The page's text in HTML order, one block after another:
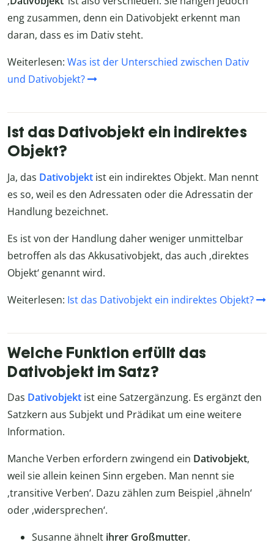
eng zusammen, denn ein Dativobjekt erkennt man
daran, dass es im Dativ steht.
Weiterlesen: Was ist der Unterschied zwischen Dativ
und Dativobjekt?
Ist das Dativobjekt ein indirektes
Objekt?
Ja, das Dativobjekt ist ein indirektes Objekt. Man nennt
es so, weil es den Adressaten oder die Adressatin der
Handlung bezeichnet.
Es ist von der Handlung daher weniger unmittelbar
betroffen als das Akkusativobjekt, das auch ‚direktes
Objekt‘ genannt wird.
Weiterlesen: Ist das Dativobjekt ein indirektes Objekt?
Welche Funktion erfüllt das
Dativobjekt im Satz?
Das Dativobjekt ist eine Satzergänzung. Es ergänzt den
Satzkern aus Subjekt und Prädikat um eine weitere
Information.
Manche Verben erfordern zwingend ein Dativobjekt,
weil sie allein keinen Sinn ergeben. Man nennt sie
‚transitive Verben‘. Dazu zählen zum Beispiel ‚ähneln‘
oder ‚widersprechen‘.
Susanne ähnelt ihrer Großmutter.